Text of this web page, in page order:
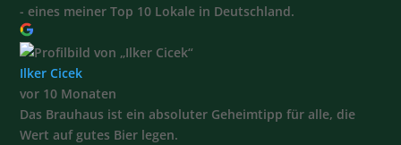
- eines meiner Top 10 Lokale in Deutschland.
Ilker Cicek
vor 10 Monaten
Das Brauhaus ist ein absoluter Geheimtipp für alle, die
Wert auf gutes Bier legen.